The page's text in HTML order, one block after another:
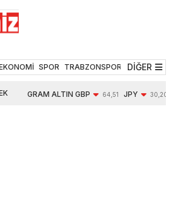
SPOR TRABZONSPOR TEKNOLOJİ
DİĞER
GRAM ALTIN GBP 64,51 JPY 30,20